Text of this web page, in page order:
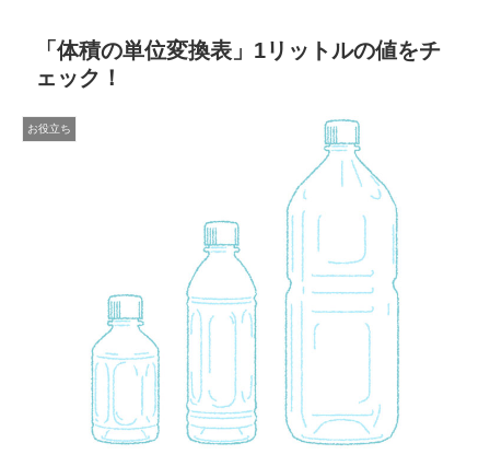
「体積の単位変換表」1リットルの値をチ
ェック！
お役立ち